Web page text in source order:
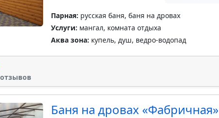
Парная: русская баня, баня на дровах
Услуги: мангал, комната отдыха
Аква зона: купель, душ, ведро-водопад
Баня на дровах «Фабричная»